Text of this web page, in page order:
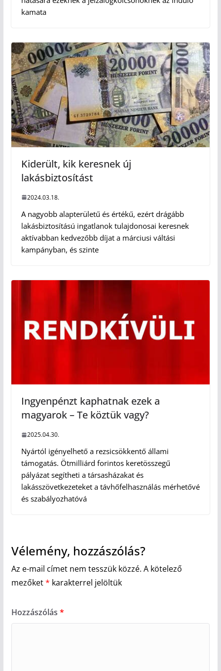
kamata
Kiderült, kik keresnek új
lakásbiztosítást
2024.03.18.
A nagyobb alapterületű és értékű, ezért drágább
lakásbiztosítású ingatlanok tulajdonosai keresnek
aktívabban kedvezőbb díjat a márciusi váltási
kampányban, és szinte
Ingyenpénzt kaphatnak ezek a
magyarok – Te köztük vagy?
2025.04.30.
Nyártól igényelhető a rezsicsökkentő állami
támogatás. Ötmilliárd forintos keretösszegű
pályázat segítheti a társasházakat és
lakásszövetkezeteket a távhőfelhasználás mérhetővé
és szabályozhatóvá
Vélemény, hozzászólás?
Az e-mail címet nem tesszük közzé. A kötelező
mezőket* karakterrel jelöltük
Hozzászólás *